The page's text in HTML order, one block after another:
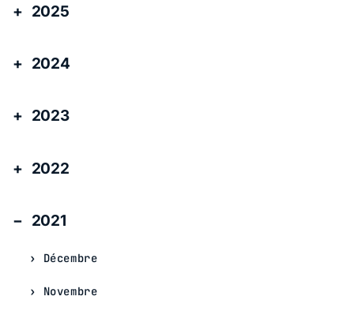
2025
2024
2023
2022
2021
Décembre
Novembre